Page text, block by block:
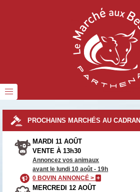
PROCHAINS MARCHÉS AU CADRAN
MARDI 11 AOÛT
VENTE À 13h30
Annoncez vos animaux
avant le lundi 10 août - 19h
0 BOVIN ANNONCÉ >+
MERCREDI 12 AOÛT